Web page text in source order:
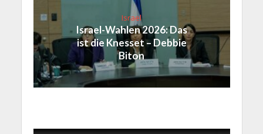
Israel
Israel-Wahlen 2026: Das
ist die Knesset – Debbie
Biton